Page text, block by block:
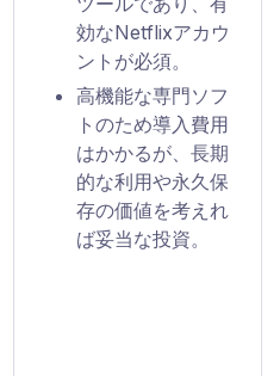
効なNetflixアカウ
ントが必須。
高機能な専門ソフ
トのため導入費用
はかかるが、長期
的な利用や永久保
存の価値を考えれ
ば妥当な投資。